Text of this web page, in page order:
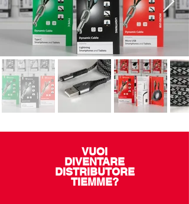
VUOI
DIVENTARE
DISTRIBUTORE
TIEMME?